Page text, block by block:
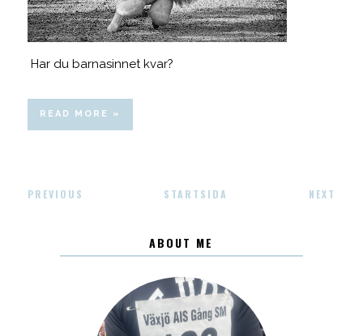
Har du barnasinnet kvar?
READ MORE »
PREVIOUS STARTSIDA NEXT
ABOUT ME